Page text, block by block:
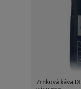
Zrnková káva